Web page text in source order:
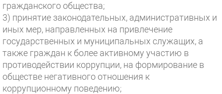
гражданского общества;
3) принятие законодательных, административных и
иных мер, направленных на привлечение
государственных и муниципальных служащих, а
также граждан к более активному участию в
противодействии коррупции, на формирование в
обществе негативного отношения к
коррупционному поведению;